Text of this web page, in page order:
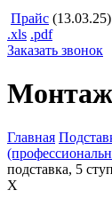
Прайс (13.03.25)
.xls .pdf
Заказать звонок
Главная
подставка, 5
X